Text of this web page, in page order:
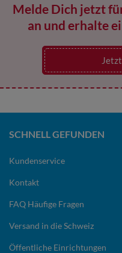
Melde Dich jetzt
an und erhalte
SCHNELL GEFUNDEN
Kundenservice
Kontakt
FAQ Häufige Fragen
Versand in die Schweiz
Öffentliche Einrichtungen